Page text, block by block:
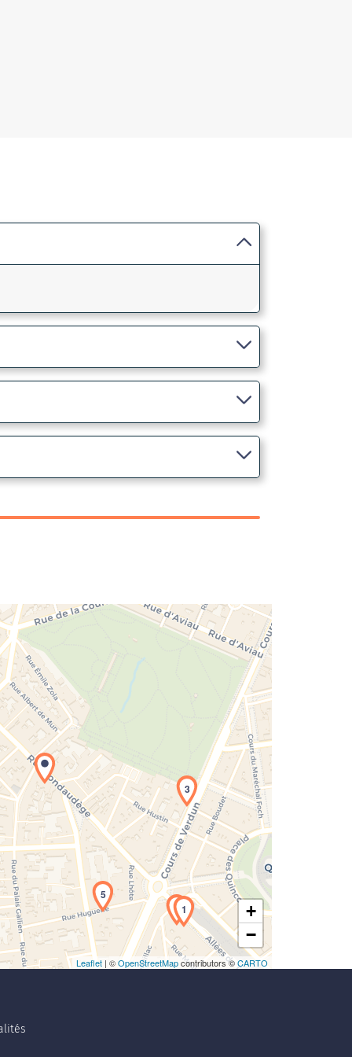
de la carte en cours...
1
3
4
5
+
−
Leaflet | ©OpenStreetMapcontributors ©CARTO